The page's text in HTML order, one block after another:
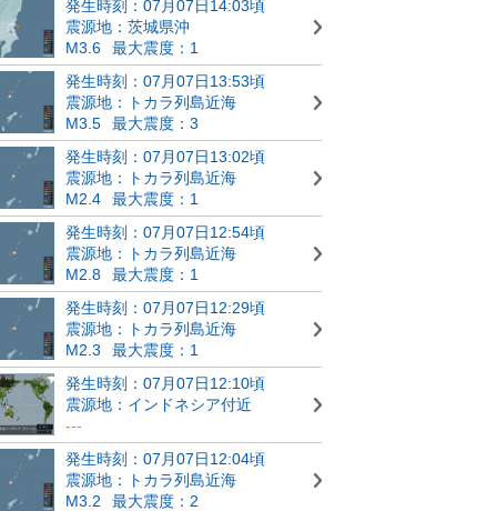
発生時刻：07月07日14:03頃
震源地：茨城県沖
M3.6
最大震度：1
発生時刻：07月07日13:53頃
震源地：トカラ列島近海
M3.5
最大震度：3
発生時刻：07月07日13:02頃
震源地：トカラ列島近海
M2.4
最大震度：1
発生時刻：07月07日12:54頃
震源地：トカラ列島近海
M2.8
最大震度：1
発生時刻：07月07日12:29頃
震源地：トカラ列島近海
M2.3
最大震度：1
発生時刻：07月07日12:10頃
震源地：インドネシア付近
---
発生時刻：07月07日12:04頃
震源地：トカラ列島近海
M3.2
最大震度：2